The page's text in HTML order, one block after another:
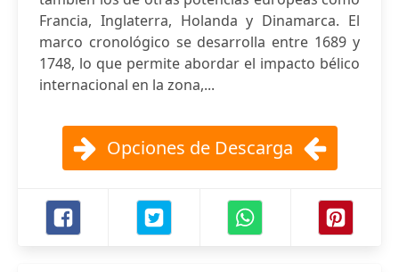
Francia, Inglaterra, Holanda y Dinamarca. El
marco cronológico se desarrolla entre 1689 y
1748, lo que permite abordar el impacto bélico
internacional en la zona,...
Opciones de Descarga